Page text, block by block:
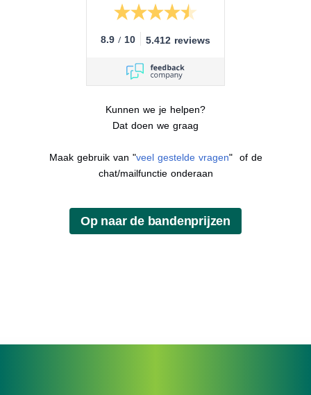
8.9 / 10 5.412 reviews
Kunnen we je helpen?
Dat doen we graag
Maak gebruik van "veel gestelde vragen" of de
chat/mailfunctie onderaan